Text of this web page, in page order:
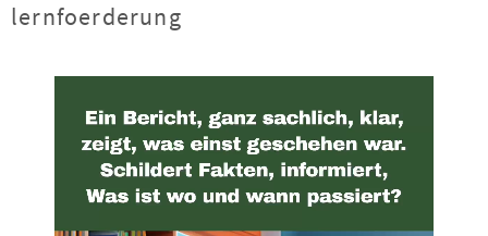
lernfoerderung